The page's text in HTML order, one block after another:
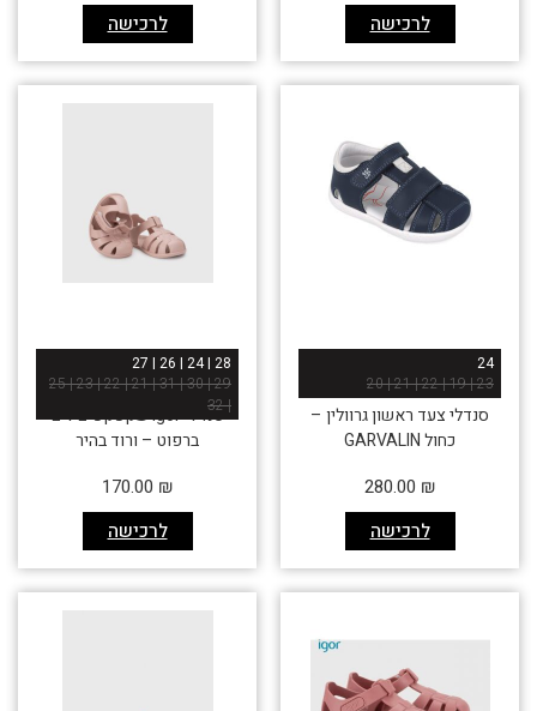
לרכישה לרכישה
24
23 | 19 | 22 | 21 | 20
סנדלי צעד ראשון גרוולין –
כחול GARVALIN
לרכישה
280.00 ₪
28 | 24 | 26 | 27
29 | 30 | 31 | 21 | 22 | 23 | 25
| 32
סנדלי igor שקפקפים לים
ברפוט – ורוד בהיר
לרכישה
170.00 ₪